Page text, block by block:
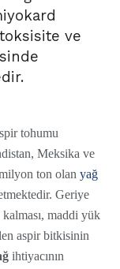
ve
tohumu
Meksika ve
ton olan yağ
Geriye
maddi yük
aspir bitkisinin
ihtiyacının